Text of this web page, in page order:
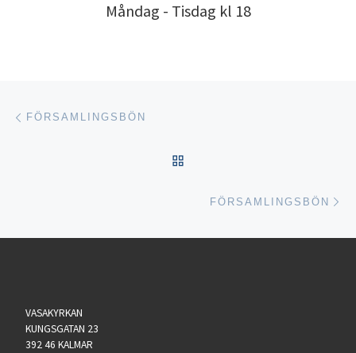
Måndag - Tisdag kl 18
Inläggsnavigering
FÖRSAMLINGSBÖN
FÖRSAMLINGSBÖN
VASAKYRKAN
KUNGSGATAN 23
392 46 KALMAR